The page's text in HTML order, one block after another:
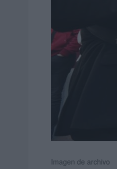
Imagen de archivo